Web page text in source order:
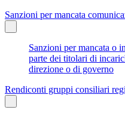
Sanzioni per mancata
Sanzioni per mancata o
parte dei titolari di
direzione o di governo
Rendiconti gruppi consiliari